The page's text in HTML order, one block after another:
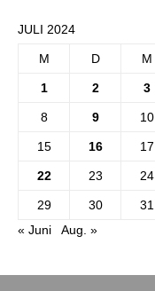
JULI 2024
M D M
1 2 3
8 9 10
15 16 17
22 23 24
29 30
31
« Juni
Aug. »